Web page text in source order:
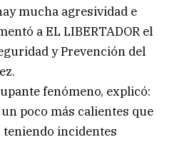
mucha agresividad e
a EL LIBERTADOR el
y Prevención del
fenómeno, explicó:
poco más calientes que
incidentes